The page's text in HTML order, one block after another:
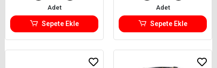
Adet
Sepete Ekle
Adet
Sepete Ekle